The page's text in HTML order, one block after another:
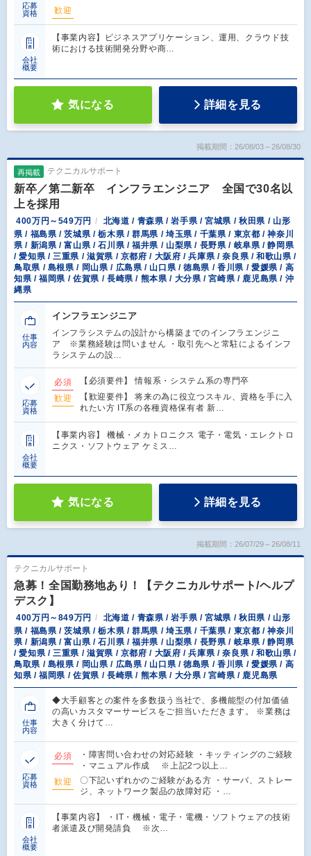
応募
資格
歓迎
会社
概要
【事業内容】ビジネスアプリケーション、運用、クラウド技
術における技術開発分野や商…
気になる 詳細を見る
掲載期間：26/08/03～26/08/30
再掲載 テクニカルサポート
新卒／第二新卒 インフラエンジニア 全国で30名以
上を採用
400万円～549万円
北海道 / 青森県 / 岩手県 / 宮城県 / 秋田県 / 山形
県 / 福島県 / 茨城県 / 栃木県 / 群馬県 / 埼玉県 / 千葉県 / 東京都 / 神奈川
県 / 新潟県 / 富山県 / 石川県 / 福井県 / 山梨県 / 長野県 / 岐阜県 / 静岡県
/ 愛知県 / 三重県 / 滋賀県 / 京都府 / 大阪府 / 兵庫県 / 奈良県 / 和歌山県 /
鳥取県 / 島根県 / 岡山県 / 広島県 / 山口県 / 徳島県 / 香川県 / 愛媛県 / 高
知県 / 福岡県 / 佐賀県 / 長崎県 / 熊本県 / 大分県 / 宮崎県 / 鹿児島県 / 沖
縄県
仕事
内容
インフラエンジニア
インフラシステムの設計から構築までのインフラエンジニ
ア ※業務経験は問いません ・取引先へと常駐によるインフ
ラシステムの設…
応募
資格
必須
【必須要件】 情報系・システム系の専門卒
歓迎
【歓迎要件】 将来の為に役立つスキル、資格を手に入
れたい方 IT系の各種資格保有者 新…
会社
概要
【事業内容】 機械・メカトロニクス 電子・電気・エレクトロ
ニクス・ソフトウェア ケミス…
気になる 詳細を見る
掲載期間：26/07/29～26/08/11
テクニカルサポート
急募！全国勤務地あり！【テクニカルサポート/ヘルプ
デスク】
400万円～849万円
北海道 / 青森県 / 岩手県 / 宮城県 / 秋田県 / 山形
県 / 福島県 / 茨城県 / 栃木県 / 群馬県 / 埼玉県 / 千葉県 / 東京都 / 神奈川
県 / 新潟県 / 富山県 / 石川県 / 福井県 / 山梨県 / 長野県 / 岐阜県 / 静岡県
/ 愛知県 / 三重県 / 滋賀県 / 京都府 / 大阪府 / 兵庫県 / 奈良県 / 和歌山県 /
鳥取県 / 島根県 / 岡山県 / 広島県 / 山口県 / 徳島県 / 香川県 / 愛媛県 / 高
知県 / 福岡県 / 佐賀県 / 長崎県 / 熊本県 / 大分県 / 宮崎県 / 鹿児島県
仕事
内容
◆大手顧客との案件を多数扱う当社で、多機能型の付加価値
の高いカスタマーサービスをご担当いただきます。 ※業務は
大きく分けて…
応募
資格
必須
・障害問い合わせの対応経験 ・キッティングのご経験
・マニュアル作成 ※上記2つ以上…
歓迎
〇下記いずれかのご経験がある方 ・サーバ、ストレー
ジ、ネットワーク製品の故障対応 ・…
会社
概要
【事業内容】 ・IT・機械・電子・電機・ソフトウェアの技術
者派遣及び開発請負 ※次…